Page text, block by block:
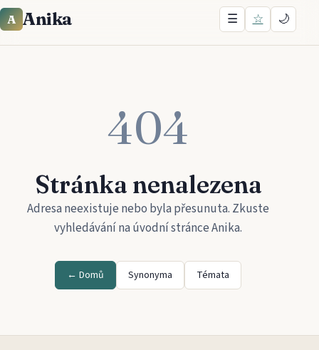
A Anika ☰ ☆ 🌙
404
Stránka nenalezena
Adresa neexistuje nebo byla přesunuta. Zkuste
vyhledávání na úvodní stránceAnika.
← Domů Synonyma Témata